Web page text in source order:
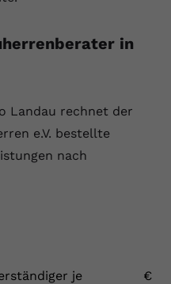
in
Landau rechnet der
e.V. bestellte
nach
je
€